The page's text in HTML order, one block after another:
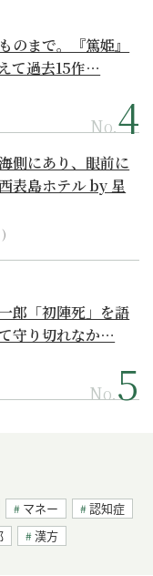
のまで。『篤姫』
て過去15作…
No.
側にあり、眼前に
表島ホテル by 星
郎「初陣死」を語
守り切れなか…
No.
マネー
認知症
漢方